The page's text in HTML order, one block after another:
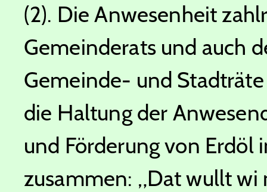
(2). Die Anwesenheit
Gemeinderats und auch
Gemeinde- und Stadträte
die Haltung der
und Förderung von Erdöl
zusammen: „Dat wullt wi